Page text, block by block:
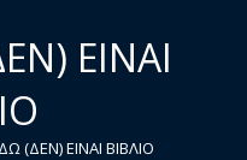
ΕΙΝΑΙ
(ΔΕΝ) ΕΙΝΑΙ ΒΙΒΛΙΟ